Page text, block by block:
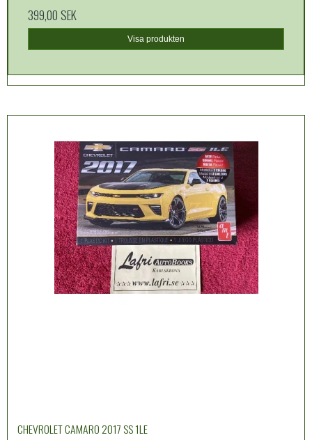
399,00 SEK
Visa produkten
CHEVROLET CAMARO 2017 SS 1LE